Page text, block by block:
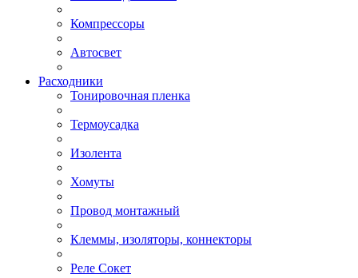
Компрессоры
Автосвет
Расходники
Тонировочная пленка
Термоусадка
Изолента
Хомуты
Провод монтажный
Клеммы, изоляторы, коннекторы
Реле Сокет